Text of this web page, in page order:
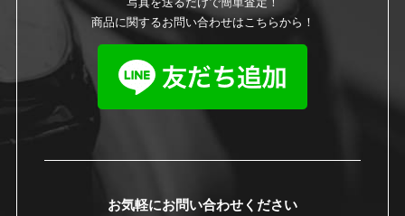
商品に関するお問い合わせはこちらから！
お気軽にお問い合わせください